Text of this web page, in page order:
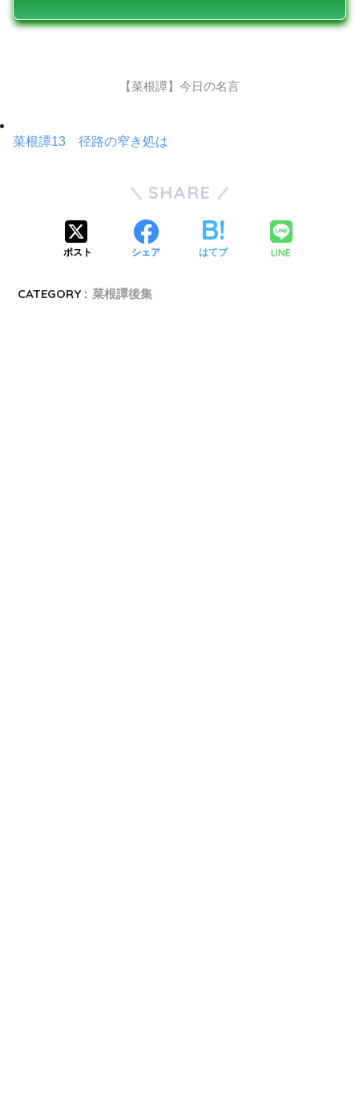
【菜根譚】今日の名言
菜根譚13 径路の窄き処は
SHARE
ポスト シェア はてブ LINE
CATEGORY : 菜根譚後集